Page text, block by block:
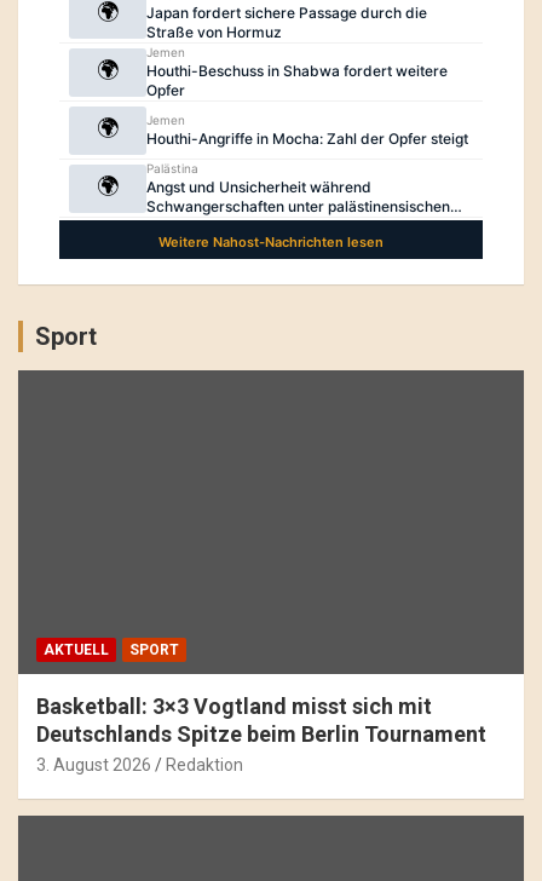
Sport
AKTUELL SPORT
Basketball: 3×3 Vogtland misst sich mit
Deutschlands Spitze beim Berlin Tournament
3. August 2026 Redaktion